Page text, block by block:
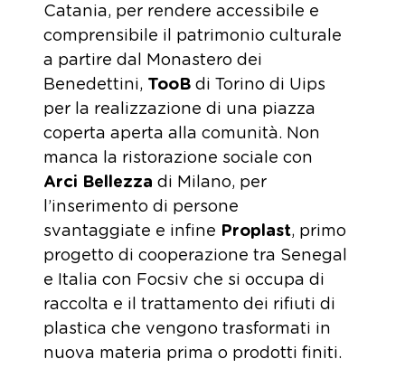
Catania, per rendere accessibile e
comprensibile il patrimonio culturale
a partire dal Monastero dei
Benedettini, TooB di Torino di Uips
per la realizzazione di una piazza
coperta aperta alla comunità. Non
manca la ristorazione sociale con
Arci Bellezza di Milano, per
l’inserimento di persone
svantaggiate e infine Proplast, primo
progetto di cooperazione tra Senegal
e Italia con Focsiv che si occupa di
raccolta e il trattamento dei rifiuti di
plastica che vengono trasformati in
nuova materia prima o prodotti finiti.